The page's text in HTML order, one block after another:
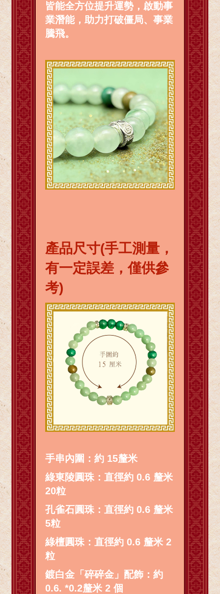
皆能全方位提升運勢，啟動事
業潛能，助力打破僵局、事業
騰飛。
產品尺寸(手工測量，
有一定誤差，僅供參
考)
手串內圍：約 15釐米
綠東陵圓珠：直徑約 0.6 釐米
20粒
孔雀石圓珠：直徑約 0.6 釐米
5粒
綠檀圓珠：直徑約 0.6 釐米 2
粒
鍍白金「碎碎金」配飾：約
0.6. *0.2釐米 2 個